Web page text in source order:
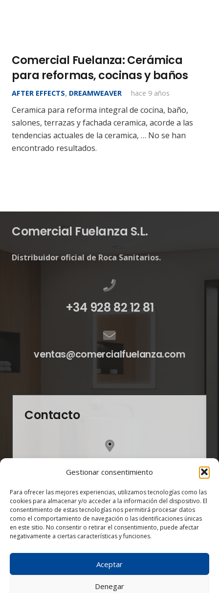
Gestionar consentimiento
Para ofrecer las mejores experiencias, utilizamos tecnologías como las
cookies para almacenar y/o acceder a la información del dispositivo. El
consentimiento de estas tecnologías nos permitirá procesar datos
como el comportamiento de navegación o las identificaciones únicas
en este sitio. No consentir o retirar el consentimiento, puede afectar
negativamente a ciertas características y funciones.
Aceptar
Denegar
Comercial Fuelanza: Cerámica
para reformas, cocinas y baños
AFTER EFFECTS, DREAMWEAVER hace 9 años
Ceramica para reforma integral de cocina, baño,
salones, terrazas y fachada ceramica, acorde a las
tendencias actuales de la ceramica, … No se han
encontrado resultados.
Comercial Fuelanza S.L.
Distribuidor oficial de Roca Sanitarios.
+34 928 82 12 81
ventas@comercialfuelanza.com
Contacto
35590 San Bartolomé – Lanzarote, Las Palmas
¡Ampliamos nuestro horario!
Lunes a Viernes de: 8:00–13:00 y 15:30–
Sábados de: 9:00–13:00 horas.